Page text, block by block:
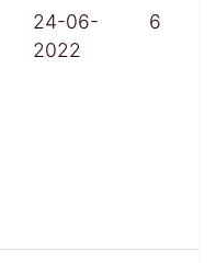
24-06-
2022
6